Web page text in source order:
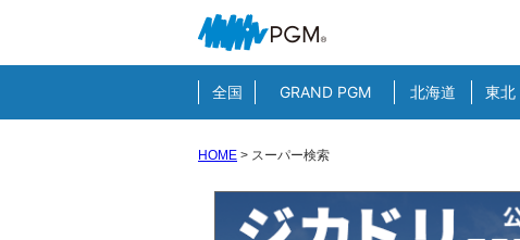
全国 GRAND PGM 北海道 東北
HOME > スーパー検索